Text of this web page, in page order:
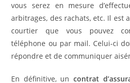
vous serez en mesure
arbitrages, des rachats, etc. Il est
courtier que vous pouvez
téléphone ou par mail. Celui-ci
répondre et de communiquer
En définitive, un contrat